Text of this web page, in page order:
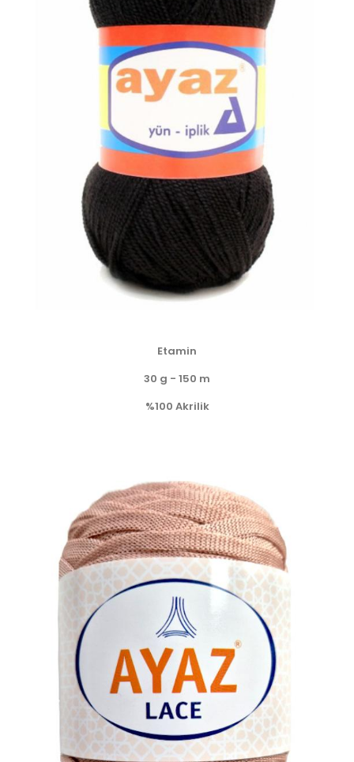
Etamin
30 g - 150 m
%100 Akrilik